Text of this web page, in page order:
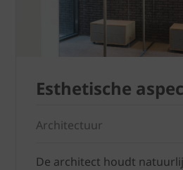
Esthetische
Architectuur
De architect houdt